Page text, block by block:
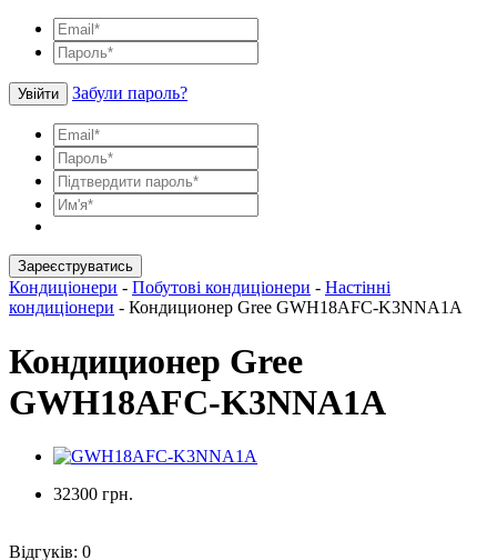
Увійти Забули пароль?
Зареєструватись
Кондиціонери - Побутові кондиціонери - Настінні
кондиціонери - Кондиционер Gree GWH18AFC-K3NNA1A
Кондиционер Gree
GWH18AFC-K3NNA1A
32300 грн.
Відгуків: 0